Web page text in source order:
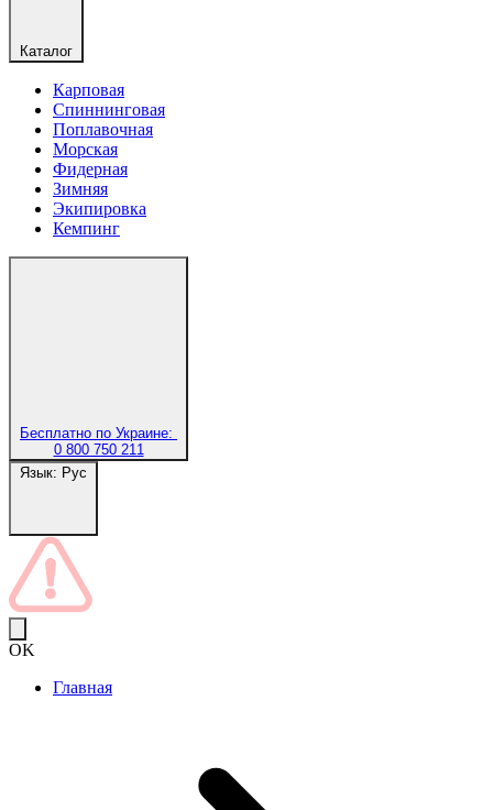
Каталог
Карповая
Спиннинговая
Поплавочная
Морская
Фидерная
Зимняя
Экипировка
Кемпинг
Бесплатно по Украине:
0 800 750 211
Язык: Рус
OK
Главная